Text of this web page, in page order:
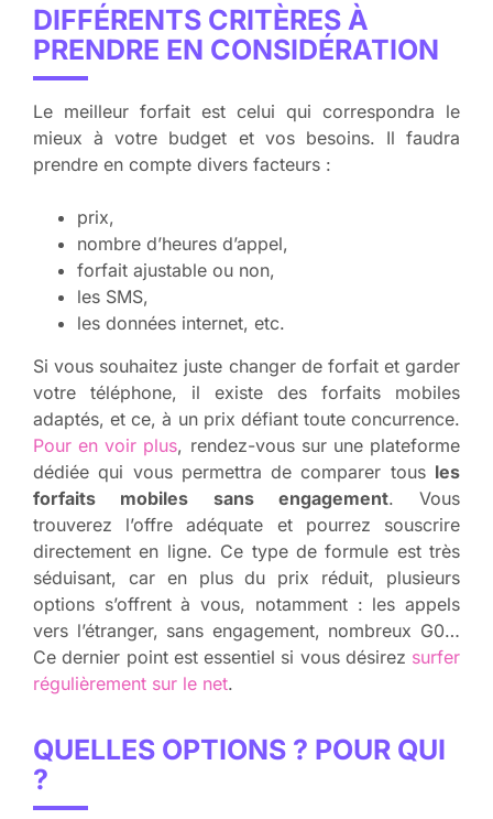
DIFFÉRENTS CRITÈRES À
PRENDRE EN CONSIDÉRATION
Le meilleur forfait est celui qui correspondra le
mieux à votre budget et vos besoins. Il faudra
prendre en compte divers facteurs :
prix,
nombre d’heures d’appel,
forfait ajustable ou non,
les SMS,
les données internet, etc.
Si vous souhaitez juste changer de forfait et garder
votre téléphone, il existe des forfaits mobiles
adaptés, et ce, à un prix défiant toute concurrence.
Pour en voir plus, rendez-vous sur une plateforme
dédiée qui vous permettra de comparer tous les
forfaits mobiles sans engagement. Vous
trouverez l’offre adéquate et pourrez souscrire
directement en ligne. Ce type de formule est très
séduisant, car en plus du prix réduit, plusieurs
options s’offrent à vous, notamment : les appels
vers l’étranger, sans engagement, nombreux G0…
Ce dernier point est essentiel si vous désirez surfer
régulièrement sur le net.
QUELLES OPTIONS ? POUR QUI
?